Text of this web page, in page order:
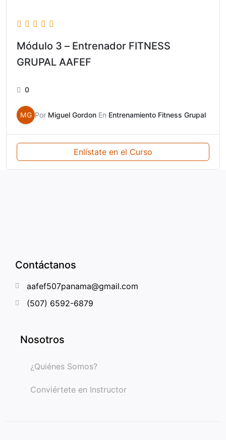
Módulo 3 – Entrenador FITNESS
GRUPAL AAFEF
0
MG Por Miguel Gordon En Entrenamiento Fitness Grupal
Enlístate en el Curso
Contáctanos
aafef507panama@gmail.com
(507) 6592-6879
Nosotros
¿Quiénes Somos?
Conviértete en Instructor